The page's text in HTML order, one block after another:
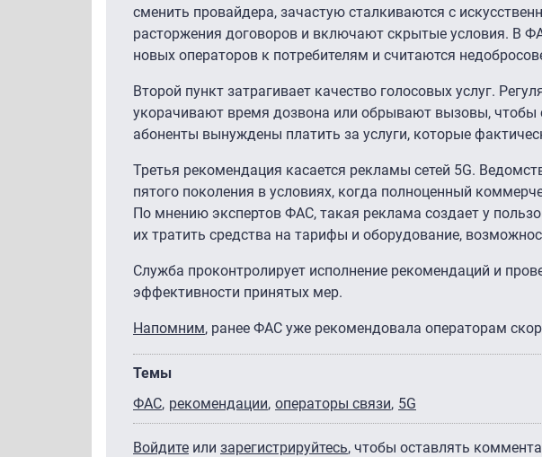
сменить провайдера, зачастую сталкиваются с
расторжения договоров и включают скрытые условия. В
новых операторов к потребителям и считаются
Второй пункт затрагивает качество голосовых услуг.
укорачивают время дозвона или обрывают вызовы, чтобы
абоненты вынуждены платить за услуги, которые
Третья рекомендация касается рекламы сетей 5G.
пятого поколения в условиях, когда полноценный
По мнению экспертов ФАС, такая реклама создает у
их тратить средства на тарифы и оборудование,
Служба проконтролирует исполнение рекомендаций и
эффективности принятых мер.
Напомним, ранее ФАС уже рекомендовала операторам
Темы
ФАС рекомендации операторы связи 5G
Войдите или зарегистрируйтесь, чтобы оставлять